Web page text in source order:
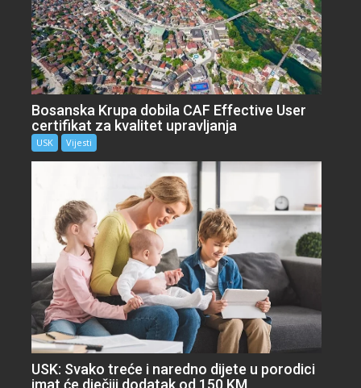
Bosanska Krupa dobila CAF Effective User
certifikat za kvalitet upravljanja
USK Vijesti
USK: Svako treće i naredno dijete u porodici
imat će dječiji dodatak od 150 KM